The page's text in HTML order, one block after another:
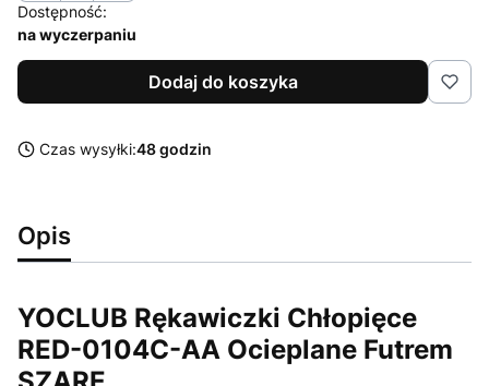
Dostępność:
na wyczerpaniu
Dodaj do koszyka
Czas wysyłki:48 godzin
Opis
YOCLUB Rękawiczki Chłopięce
RED-0104C-AA Ocieplane Futrem